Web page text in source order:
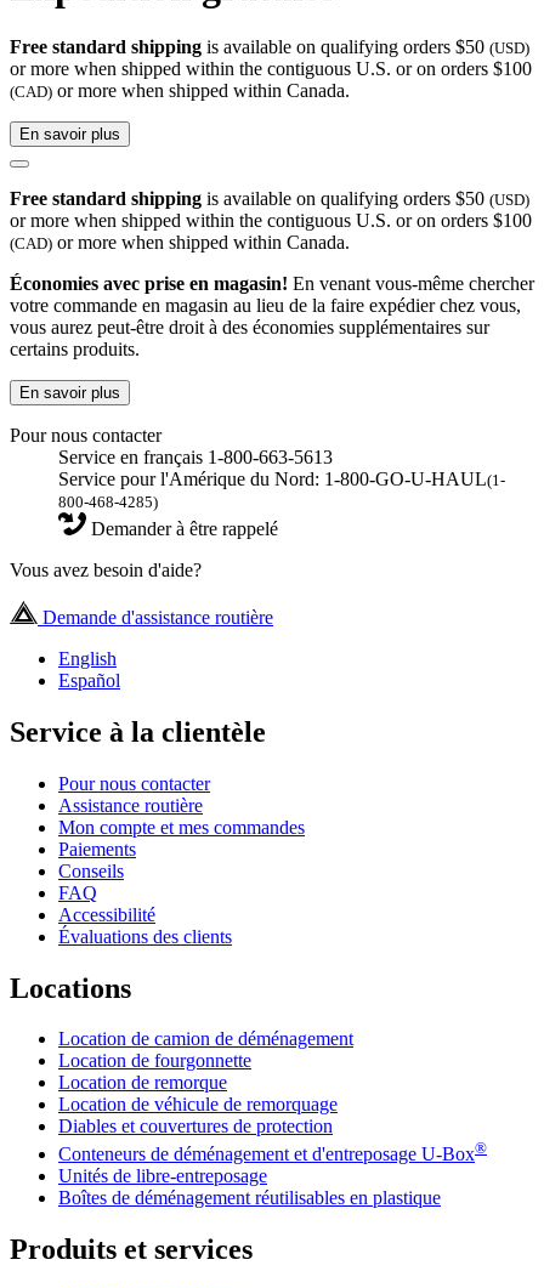
Free standard shipping is available on qualifying orders $50 (USD)
or more when shipped within the contiguous U.S. or on orders $100
(CAD) or more when shipped within Canada.
En savoir plus
Free standard shipping is available on qualifying orders $50 (USD)
or more when shipped within the contiguous U.S. or on orders $100
(CAD) or more when shipped within Canada.
Économies avec prise en magasin! En venant vous-même chercher
votre commande en magasin au lieu de la faire expédier chez vous,
vous aurez peut-être droit à des économies supplémentaires sur
certains produits.
En savoir plus
Pour nous contacter
Service en français 1-800-663-5613
Service pour l'Amérique du Nord: 1-800-GO-U-HAUL(1-
800-468-4285)
Demander à être rappelé
Vous avez besoin d'aide?
Demande d'assistance routière
English
Español
Service à la clientèle
Pour nous contacter
Assistance routière
Mon compte et mes commandes
Paiements
Conseils
FAQ
Accessibilité
Évaluations des clients
Locations
Location de camion de déménagement
Location de fourgonnette
Location de remorque
Location de véhicule de remorquage
Diables et couvertures de protection
Conteneurs de déménagement et d'entreposage U-Box®
Unités de libre-entreposage
Boîtes de déménagement réutilisables en plastique
Produits et services